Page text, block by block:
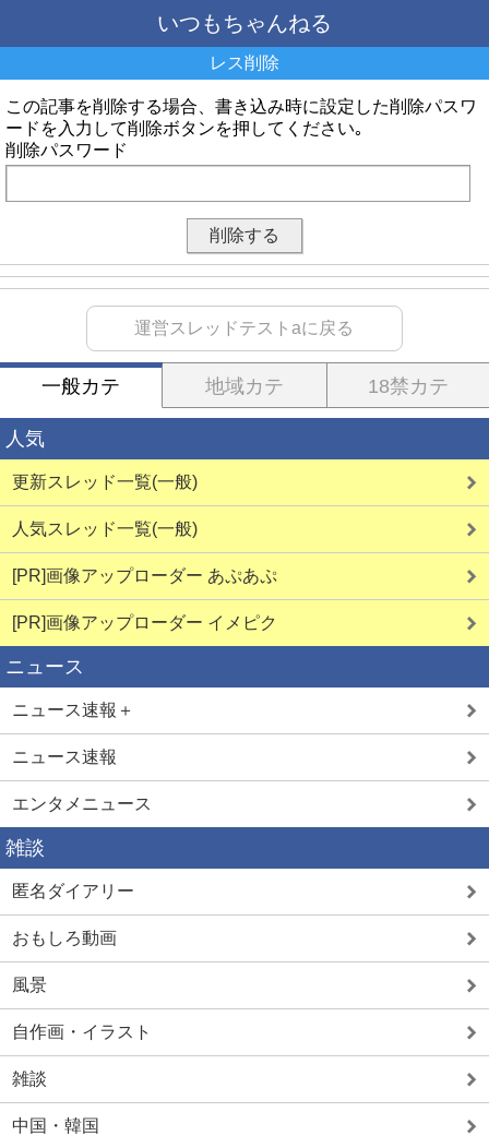
いつもちゃんねる
レス削除
この記事を削除する場合、書き込み時に設定した削除パスワ
ードを入力して削除ボタンを押してください｡
削除パスワード
運営スレッドテストaに戻る
一般カテ 地域カテ 18禁カテ
人気
更新スレッド一覧(一般)
人気スレッド一覧(一般)
[PR]画像アップローダー あぷあぷ
[PR]画像アップローダー イメピク
ニュース
ニュース速報＋
ニュース速報
エンタメニュース
雑談
匿名ダイアリー
おもしろ動画
風景
自作画・イラスト
雑談
中国・韓国